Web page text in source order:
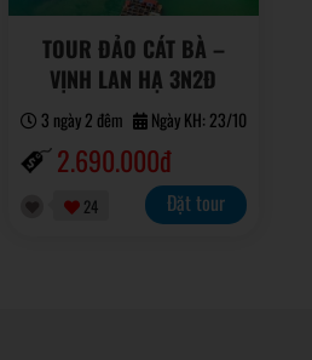
TOUR ĐẢO CÁT BÀ –
VỊNH LAN HẠ 3N2Đ
3 ngày 2 đêm Ngày KH: 23/10
2.690.000đ
24 Đặt tour